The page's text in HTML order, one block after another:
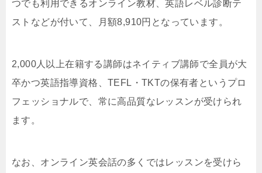
つでも利用できるオンライン教材、英語レベル診断テ
ストなどが付いて、月額8,910円となっています。
2,000人以上在籍する講師はネイティブ講師で全員が大
卒かつ英語指導資格、TEFL・TKTの保有者というプロ
フェッショナルで、常に高品質なレッスンが受けられ
ます。
なお、オンライン英会話の多くではレッスンを受けら